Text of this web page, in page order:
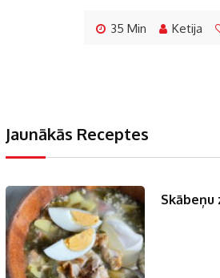
35 Min Ketija
Jaunākās Receptes
Skābeņu